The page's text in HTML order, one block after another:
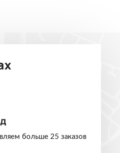
больше 25 заказов